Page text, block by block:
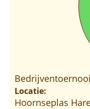
Bedrijventoernooi
Locatie:
Hoornseplas